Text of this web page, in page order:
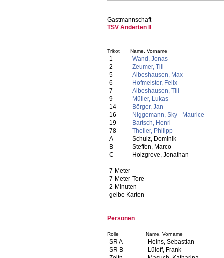
Gastmannschaft
TSV Anderten II
Trikot Name, Vorname
1
Wand, Jonas
2
Zeumer, Till
5
Albeshausen, Max
6
Hofmeister, Felix
7
Albeshausen, Till
9
Müller, Lukas
14
Börger, Jan
16
Niggemann, Sky - Maurice
19
Bartsch, Henri
78
Theiler, Philipp
A
Schulz, Dominik
B
Steffen, Marco
C
Holzgreve, Jonathan
7-Meter
7-Meter-Tore
2-Minuten
gelbe Karten
Personen
Rolle Name, Vorname
SR A
Heins, Sebastian
SR B
Lüloff, Frank